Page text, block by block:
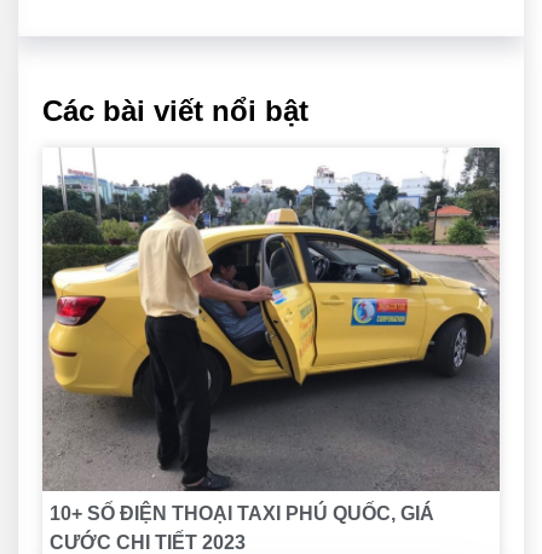
Các bài viết nổi bật
10+ SỐ ĐIỆN THOẠI TAXI PHÚ QUỐC, GIÁ
CƯỚC CHI TIẾT 2023